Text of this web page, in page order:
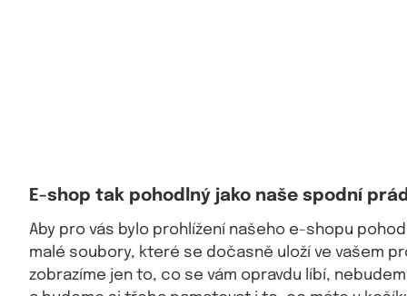
E-shop tak pohodlný jako naše spodní
Aby pro vás bylo prohlížení našeho e-shopu
malé soubory, které se dočasně uloží ve vašem
zobrazíme jen to, co se vám opravdu líbí,